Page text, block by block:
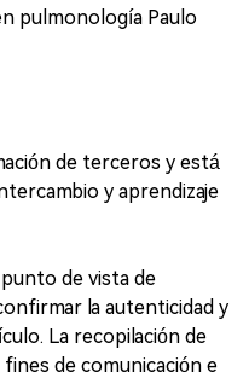
pulmonología Paulo
de terceros y está
y aprendizaje
de vista de
la autenticidad y
La recopilación de
de comunicación e